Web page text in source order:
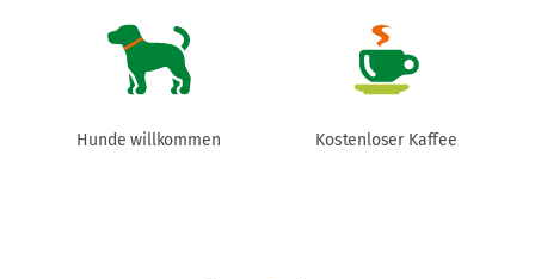
Hunde willkommen Kostenloser Kaffee